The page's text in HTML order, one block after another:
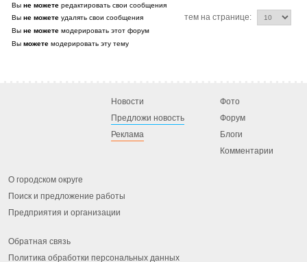
Вы не можете редактировать свои сообщения
Вы не можете удалять свои сообщения
Вы не можете модерировать этот форум
Вы можете модерировать эту тему
тем на странице:
Новости
Предложи новость
Реклама
Фото
Форум
Блоги
Комментарии
О городском округе
Поиск и предложение работы
Предприятия и организации
Обратная связь
Политика обработки персональных данных